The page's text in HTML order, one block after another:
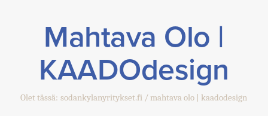
Mahtava Olo |
KAADOdesign
Olet tässä: sodankylanyritykset.fi mahtava olo | kaadodesign